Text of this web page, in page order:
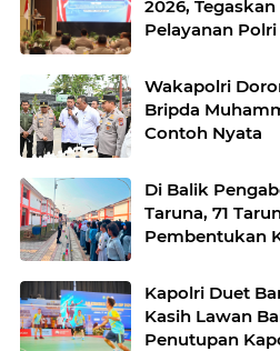
2026,
Pelayanan
Wakapolri
Bripda
Contoh Nyata
Di Balik
Taruna, 71
Pembentukan
Kapolri Duet
Kasih Lawan
Penutupan